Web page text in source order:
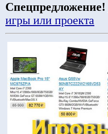
Спецпредложение!
игры или проекта